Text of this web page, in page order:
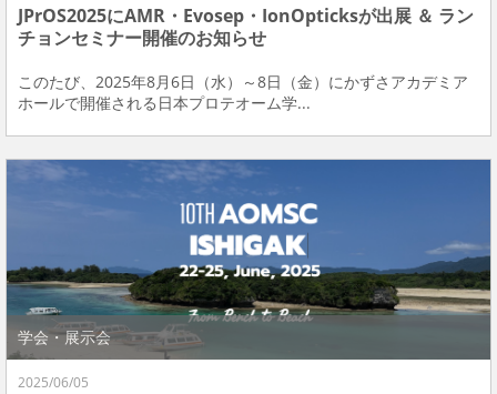
JPrOS2025にAMR・Evosep・IonOpticksが出展 ＆ ラン
チョンセミナー開催のお知らせ
このたび、2025年8月6日（水）～8日（金）にかずさアカデミア
ホールで開催される日本プロテオーム学...
学会・展示会
2025/06/05